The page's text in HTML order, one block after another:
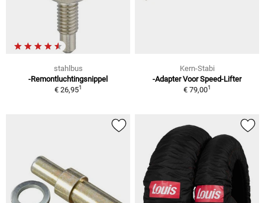
stahlbus
-Remontluchtingsnippel
€ 26,951
Kern-Stabi
-Adapter Voor Speed-Lifter
€ 79,001